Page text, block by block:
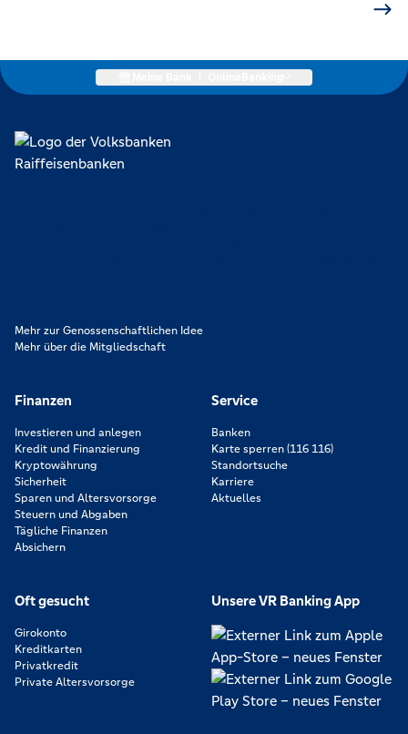
Mehr zur Genossenschaftlichen Idee
Mehr über die Mitgliedschaft
Finanzen
Investieren und anlegen
Kredit und Finanzierung
Kryptowährung
Sicherheit
Sparen und Altersvorsorge
Steuern und Abgaben
Tägliche Finanzen
Absichern
Service
Banken
Karte sperren (116 116)
Standortsuche
Karriere
Aktuelles
Oft gesucht
Girokonto
Kreditkarten
Privatkredit
Private Altersvorsorge
Unsere VR Banking App